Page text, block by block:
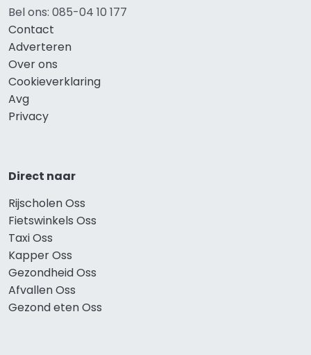
Bel ons: 085-04 10 177
Contact
Adverteren
Over ons
Cookieverklaring
Avg
Privacy
Direct naar
Rijscholen Oss
Fietswinkels Oss
Taxi Oss
Kapper Oss
Gezondheid Oss
Afvallen Oss
Gezond eten Oss